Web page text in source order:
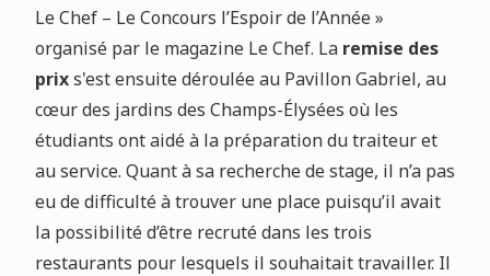
Le Chef – Le Concours l’Espoir de l’Année »
organisé par le magazine Le Chef. La remise des
prixs'est ensuite déroulée au Pavillon Gabriel, au
cœur des jardins des Champs-Élysées où les
étudiants ont aidé à la préparation du traiteur et
au service. Quant à sa recherche de stage, il n’a pas
eu de difficulté à trouver une place puisqu’il avait
la possibilité d’être recruté dans les trois
restaurants pour lesquels il souhaitait travailler. Il